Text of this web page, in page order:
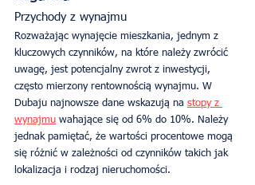
Przychody z wynajmu
Rozważając wynajęcie mieszkania, jednym z
kluczowych czynników, na które należy zwrócić
uwagę, jest potencjalny zwrot z inwestycji,
często mierzony rentownością wynajmu. W
Dubaju najnowsze dane wskazują na stopy z
wynajmu wahające się od 6% do 10%. Należy
jednak pamiętać, że wartości procentowe mogą
się różnić w zależności od czynników takich jak
lokalizacja i rodzaj nieruchomości.